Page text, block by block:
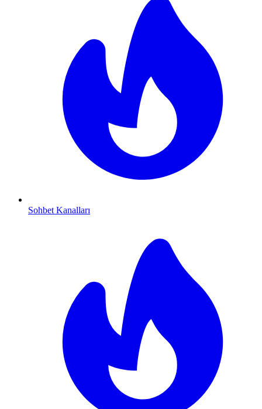
Sohbet Kanalları